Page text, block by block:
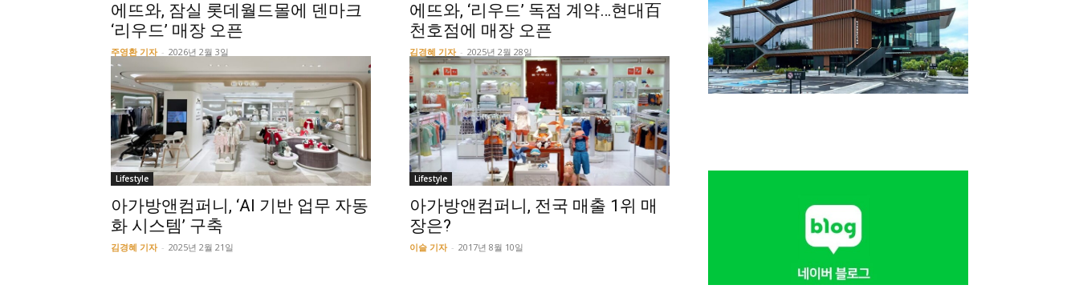
에뜨와, 잠실 롯데월드몰에 덴마크
‘리우드’ 매장 오픈
주영환 기자 - 2026년 2월 3일
에뜨와, ‘리우드’ 독점 계약…현대百
천호점에 매장 오픈
김경혜 기자 - 2025년 2월 28일
Lifestyle
아가방앤컴퍼니, ‘AI 기반 업무 자동
화 시스템’ 구축
김경혜 기자 - 2025년 2월 21일
Lifestyle
아가방앤컴퍼니, 전국 매출 1위 매
장은?
이슬 기자 - 2017년 8월 10일